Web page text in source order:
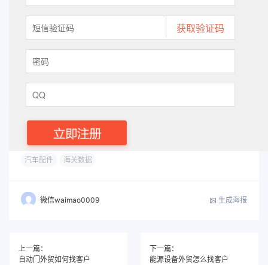
汽车配件 海关数据
微信waimao0009 生成海报
上一篇：
自动门外贸如何找客户
下一篇：
能源设备外贸怎么找客户